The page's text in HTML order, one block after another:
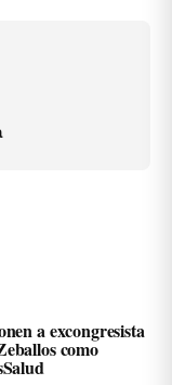
a excongresista
como